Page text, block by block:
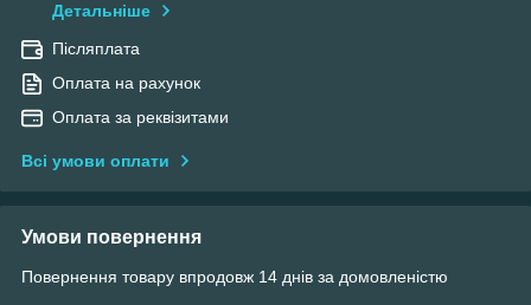
Детальніше
Післяплата
Оплата на рахунок
Оплата за реквізитами
Всі умови оплати
Умови повернення
Повернення товару впродовж 14 днів за домовленістю